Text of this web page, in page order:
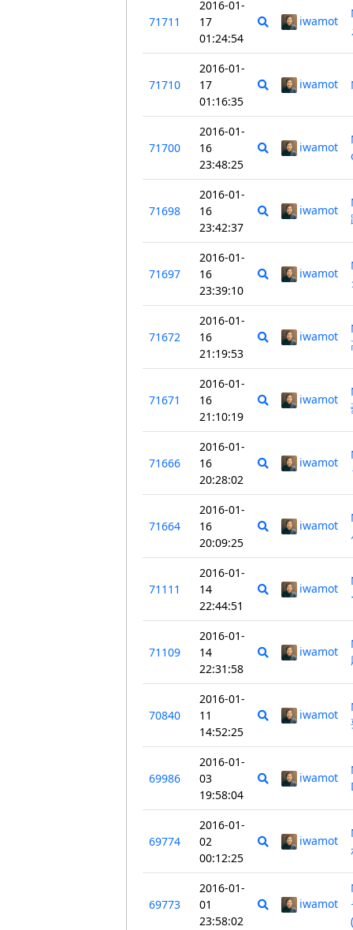
71711
2016-01-
17
01:24:54
iwamot
71710
2016-01-
17
01:16:35
iwamot
71700
2016-01-
16
23:48:25
iwamot
71698
2016-01-
16
23:42:37
iwamot
71697
2016-01-
16
23:39:10
iwamot
71672
2016-01-
16
21:19:53
iwamot
71671
2016-01-
16
21:10:19
iwamot
71666
2016-01-
16
20:28:02
iwamot
71664
2016-01-
16
20:09:25
iwamot
71111
2016-01-
14
22:44:51
iwamot
71109
2016-01-
14
22:31:58
iwamot
70840
2016-01-
11
14:52:25
iwamot
69986
2016-01-
03
19:58:04
iwamot
69774
2016-01-
02
00:12:25
iwamot
69773
2016-01-
01
23:58:02
iwamot